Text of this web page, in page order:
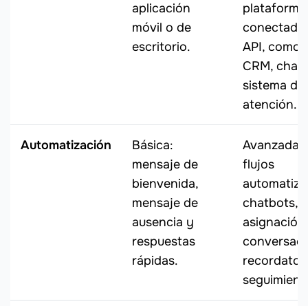
aplicación
móvil o de
escritorio.
plataforma
conectada
API, como
CRM,
sistema de
atención.
Automatización
Básica:
mensaje de
bienvenida,
mensaje de
ausencia y
respuestas
rápidas.
Avanzada:
flujos
chatbots,
asignación